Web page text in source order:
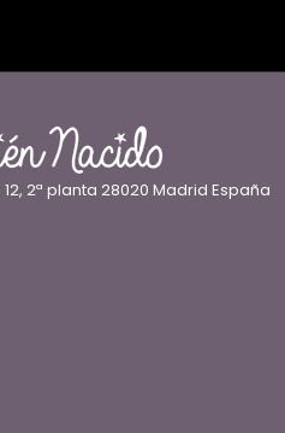
2ª planta 28020 Madrid España